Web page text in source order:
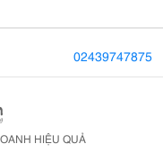
02439747875
HIỆU QUẢ